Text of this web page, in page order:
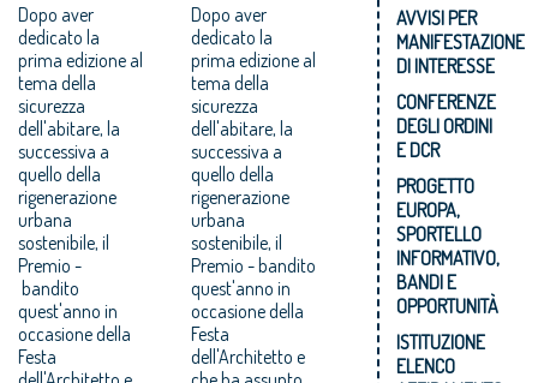
Dopo aver
dedicato la
prima edizione al
tema della
sicurezza
dell'abitare, la
successiva a
quello della
rigenerazione
urbana
sostenibile, il
Premio -
bandito
quest'anno in
occasione della
Festa
Dopo aver
dedicato la
prima edizione al
tema della
sicurezza
dell'abitare, la
successiva a
quello della
rigenerazione
urbana
sostenibile, il
Premio - bandito
quest'anno in
occasione della
Festa
dell'Architetto e
AVVISI PER
MANIFESTAZIONE
DI INTERESSE
CONFERENZE
DEGLI ORDINI
E DCR
PROGETTO
EUROPA,
SPORTELLO
INFORMATIVO,
BANDI E
OPPORTUNITÀ
ISTITUZIONE
ELENCO